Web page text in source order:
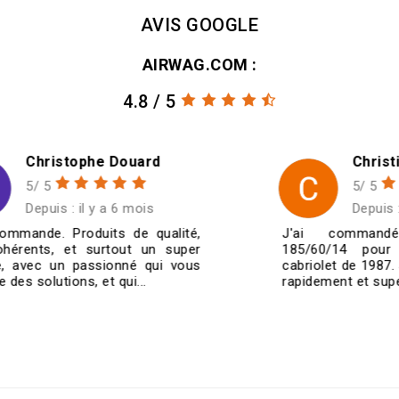
AVIS GOOGLE
AIRWAG.COM :
4.8 / 5
Christian SCHMITT
Depuis : il y a 6 mois
J'ai commandé quatre jantes
185/60/14 pour ma VW Golf 1
cabriolet de 1987. Je les ai reçues très
rapidement et super bien emballées....